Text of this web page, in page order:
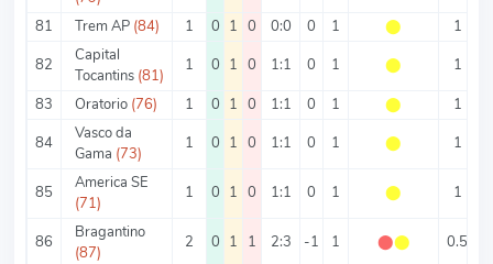
81
Trem AP (84) 1 0 1 0 0:0 0 1 ⬤ 1
82
Capital
Tocantins (81)
1 0 1 0 1:1 0 1 ⬤ 1
83
Oratorio (76) 1 0 1 0 1:1 0 1 ⬤ 1
84
Vasco da
Gama (73)
1 0 1 0 1:1 0 1 ⬤ 1
85
America SE
(71)
1 0 1 0 1:1 0 1 ⬤ 1
86
Bragantino
(87)
2 0 1 1 2:3 -1 1 ⬤⬤ 0.5